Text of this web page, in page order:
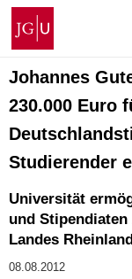
Zum
Inhalt
springen
Johannes
Gutenberg-
Universität
Mainz
Johannes
230.000 Euro
Studierender
Universität
und
Landes
08.08.2012